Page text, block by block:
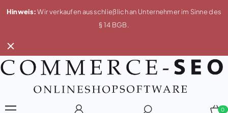
Hinweis:Wir verkaufen ausschließlich an Unternehmer im Sinne des
§ 14 BGB.
0